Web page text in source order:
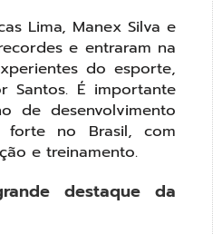
Lima, Manex Silva e
e entraram na
do esporte,
Santos. É importante
de desenvolvimento
no Brasil, com
e treinamento.
destaque da